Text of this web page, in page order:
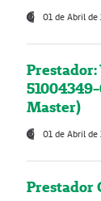
01 de Abril de
Master)
01 de Abril de
Prestador